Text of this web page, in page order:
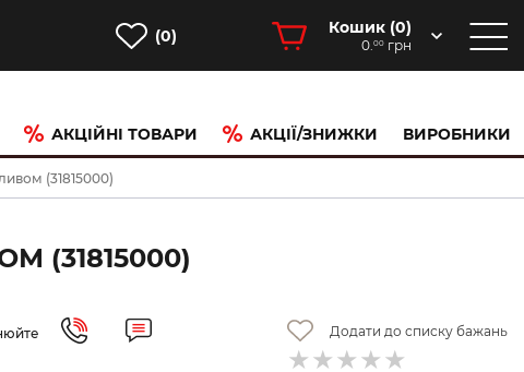
(0) Кошик (0)
0.00 грн
АКЦІЙНІ ТОВАРИ АКЦІЇ/ЗНИЖКИ ВИРОБНИКИ
(31815000)
(31815000)
Додати до списку бажань